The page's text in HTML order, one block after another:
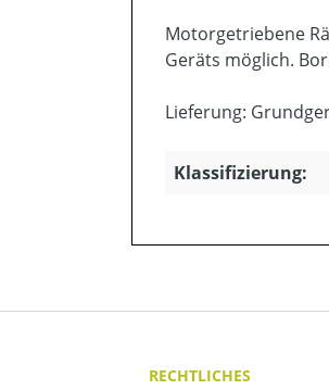
Motorgetriebene
Geräts möglich.
Lieferung:
Klassifizierung:
RECHTLICHES